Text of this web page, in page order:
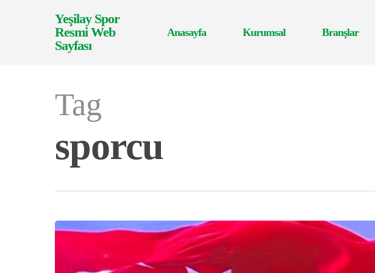
Yeşilay Spor
Resmi Web
Sayfası
Anasayfa Kurumsal Branşlar
Tag
sporcu